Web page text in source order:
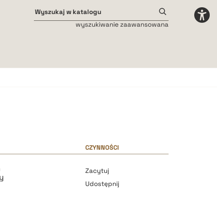
wyszukiwanie zaawansowana
CZYNNOŚCI
Zacytuj
Udostępnij